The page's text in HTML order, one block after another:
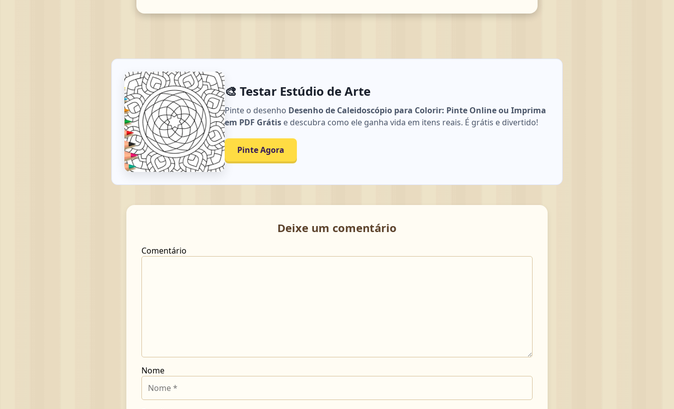
🎨 Testar Estúdio de Arte
Pinte o desenho Desenho de Caleidoscópio para Colorir: Pinte Online ou Imprima
em PDF Grátis e descubra como ele ganha vida em itens reais. É grátis e divertido!
Pinte Agora
Deixe um comentário
Comentário
Nome